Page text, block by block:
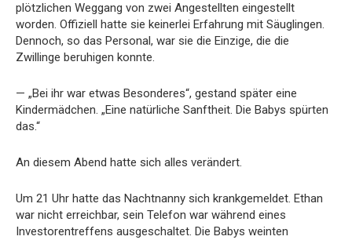
plötzlichen Weggang von zwei Angestellten eingestellt
worden. Offiziell hatte sie keinerlei Erfahrung mit Säuglingen.
Dennoch, so das Personal, war sie die Einzige, die die
Zwillinge beruhigen konnte.
— „Bei ihr war etwas Besonderes“, gestand später eine
Kindermädchen. „Eine natürliche Sanftheit. Die Babys spürten
das.“
An diesem Abend hatte sich alles verändert.
Um 21 Uhr hatte das Nachtnanny sich krankgemeldet. Ethan
war nicht erreichbar, sein Telefon war während eines
Investorentreffens ausgeschaltet. Die Babys weinten